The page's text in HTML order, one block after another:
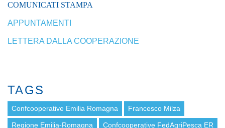
COMUNICATI STAMPA
APPUNTAMENTI
LETTERA DALLA COOPERAZIONE
TAGS
Confcooperative Emilia Romagna Francesco Milza
Regione Emilia-Romagna Confcooperative FedAgriPesca ER